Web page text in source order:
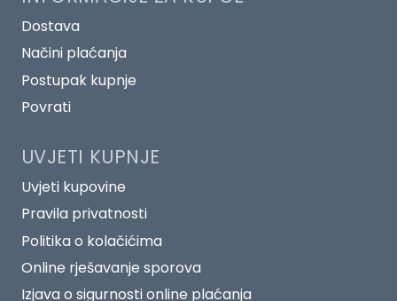
Dostava
Načini plaćanja
Postupak kupnje
Povrati
UVJETI KUPNJE
Uvjeti kupovine
Pravila privatnosti
Politika o kolačićima
Online rješavanje sporova
Izjava o sigurnosti online plaćanja